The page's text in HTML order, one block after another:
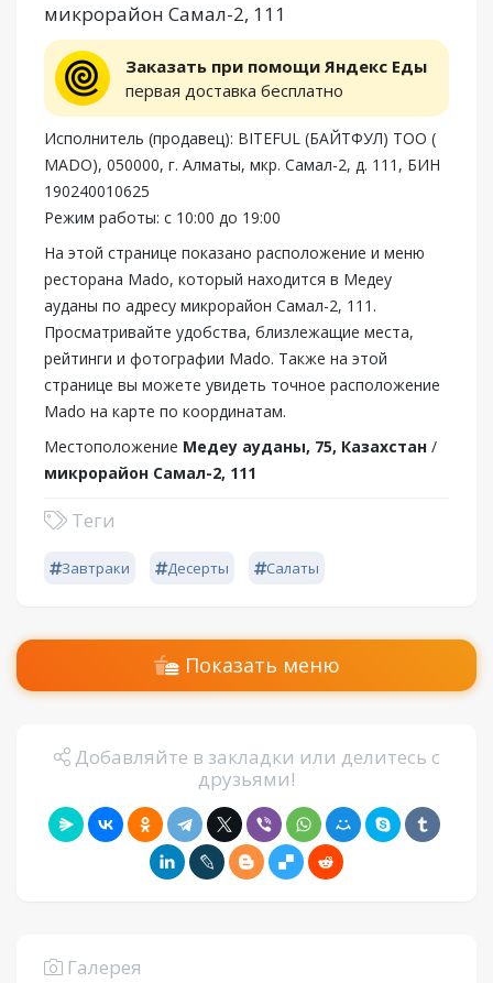
микрорайон Самал-2, 111
Заказать при помощи Яндекс Еды
первая доставка бесплатно
Исполнитель (продавец): BITEFUL (БАЙТФУЛ) ТОО (
MADO), 050000, г. Алматы, мкр. Самал-2, д. 111, БИН
190240010625
Режим работы: с 10:00 до 19:00
На этой странице показано расположение и меню
ресторана Mado, который находится в Медеу
ауданы по адресу микрорайон Самал-2, 111.
Просматривайте удобства, близлежащие места,
рейтинги и фотографии Mado. Также на этой
странице вы можете увидеть точное расположение
Mado на карте по координатам.
Местоположение Медеу ауданы, 75, Казахстан /
микрорайон Самал-2, 111
Теги
Завтраки Десерты Салаты
Показать меню
Добавляйте в закладки или делитесь с
друзьями!
Галерея